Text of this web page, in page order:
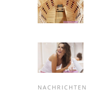
NACHRICHTEN